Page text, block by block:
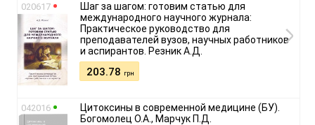
020617
Шаг за шагом: готовим статью для
международного научного журнала:
Практическое руководство для
преподавателей вузов, научных работников
и аспирантов. Резник А.Д.
203.78 грн
042016
Цитоксины в современной медицине (БУ).
Богомолец О.А., Марчук П.Д.